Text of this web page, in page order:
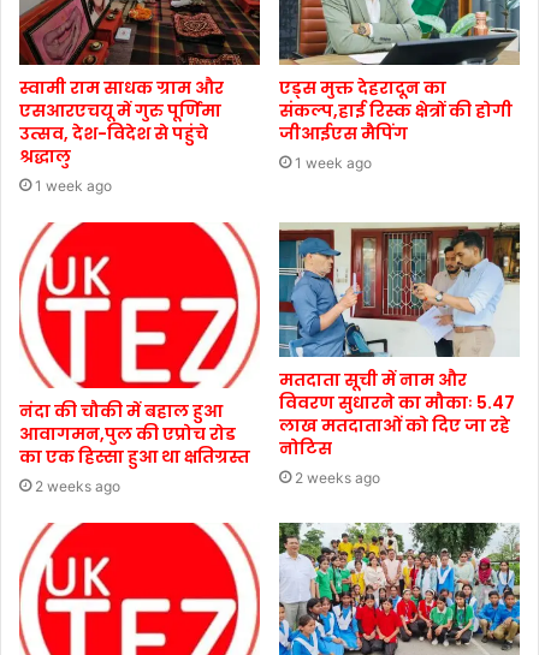
स्वामी राम साधक ग्राम और
एसआरएचयू में गुरु पूर्णिमा
उत्सव, देश-विदेश से पहुंचे
श्रद्धालु
1 week ago
एड्स मुक्त देहरादून का
संकल्प,हाई रिस्क क्षेत्रों की होगी
जीआईएस मैपिंग
1 week ago
नंदा की चौकी में बहाल हुआ
आवागमन,पुल की एप्रोच रोड
का एक हिस्सा हुआ था क्षतिग्रस्त
2 weeks ago
मतदाता सूची में नाम और
विवरण सुधारने का मौकाः 5.47
लाख मतदाताओं को दिए जा रहे
नोटिस
2 weeks ago